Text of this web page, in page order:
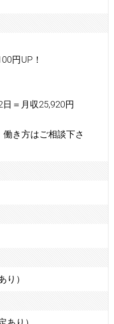
円UP！
＝月収25,920円
き方はご相談下さ
り）